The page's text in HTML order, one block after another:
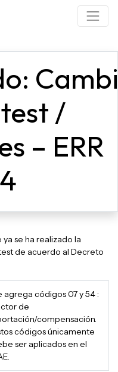
/
– ERR
se ha realizado la
de acuerdo al Decreto
agrega códigos 07 y 54 :
de
compensación.​
códigos únicamente
ser aplicados en el